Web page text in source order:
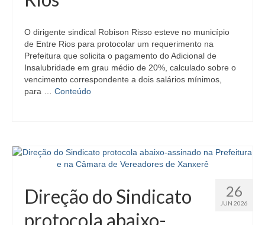
O dirigente sindical Robison Risso esteve no município
de Entre Rios para protocolar um requerimento na
Prefeitura que solicita o pagamento do Adicional de
Insalubridade em grau médio de 20%, calculado sobre o
vencimento correspondente a dois salários mínimos,
para … Conteúdo
26
JUN 2026
Direção do Sindicato
protocola abaixo-